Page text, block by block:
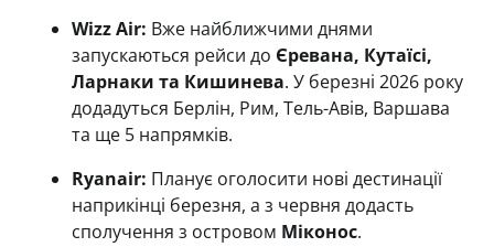
Wizz Air: Вже найближчими днями
запускаються рейси до Єревана, Кутаїсі,
Ларнаки та Кишинева. У березні 2026 року
додадуться Берлін, Рим, Тель-Авів, Варшава
та ще 5 напрямків.
Ryanair: Планує оголосити нові дестинації
наприкінці березня, а з червня додасть
сполучення з островом Міконос.